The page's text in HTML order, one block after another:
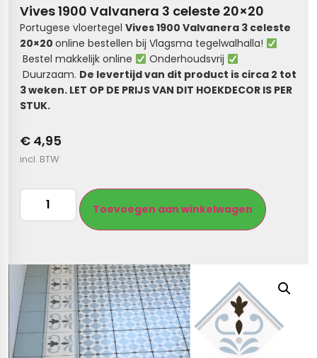
Vives 1900 Valvanera 3 celeste 20×20
Portugese vloertegel Vives 1900 Valvanera 3 celeste
20×20 online bestellen bij Vlagsma tegelwalhalla!
Bestel makkelijk online
Onderhoudsvrij
Duurzaam. De levertijd van dit product is circa 2 tot
3 weken. LET OP DE PRIJS VAN DIT HOEKDECOR IS PER
STUK.
€ 4,95
incl. BTW
Toevoegen aan winkelwagen
woonkamer
(kloostertegels)
tegels
toilet
marmerlook
tegels